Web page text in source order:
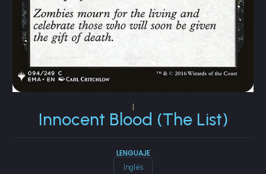
Innocent Blood (The List)
LENGUAJE
Inglés